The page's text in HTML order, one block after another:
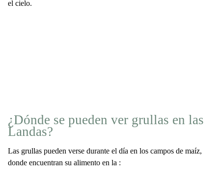
el cielo.
¿Dónde se pueden ver grullas en las
Landas?
Las grullas pueden verse durante el día en los campos de maíz,
donde encuentran su alimento en la :